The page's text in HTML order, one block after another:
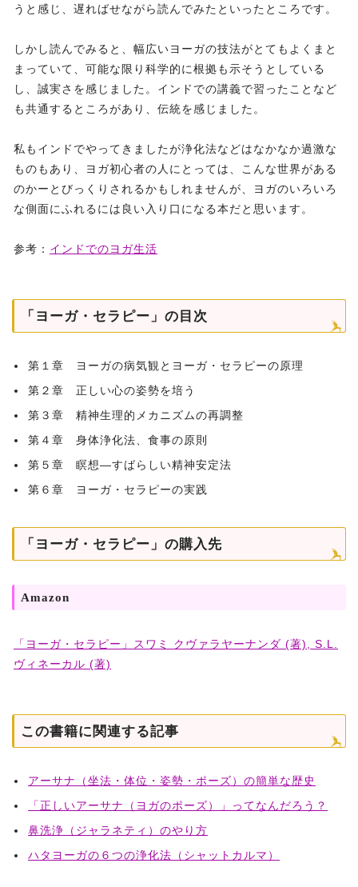
うと感じ、遅ればせながら読んでみたといったところです。
しかし読んでみると、幅広いヨーガの技法がとてもよくまと
まっていて、可能な限り科学的に根拠も示そうとしている
し、誠実さを感じました。インドでの講義で習ったことなど
も共通するところがあり、伝統を感じました。
私もインドでやってきましたが浄化法などはなかなか過激な
ものもあり、ヨガ初心者の人にとっては、こんな世界がある
のかーとびっくりされるかもしれませんが、ヨガのいろいろ
な側面にふれるには良い入り口になる本だと思います。
参考： インドでのヨガ生活
「ヨーガ・セラピー」の目次
第１章 ヨーガの病気観とヨーガ・セラピーの原理
第２章 正しい心の姿勢を培う
第３章 精神生理的メカニズムの再調整
第４章 身体浄化法、食事の原則
第５章 瞑想―すばらしい精神安定法
第６章 ヨーガ・セラピーの実践
「ヨーガ・セラピー」の購入先
Amazon
「ヨーガ・セラピー」スワミ クヴァラヤーナンダ (著), S.L.
ヴィネーカル (著)
この書籍に関連する記事
アーサナ（坐法・体位・姿勢・ポーズ）の簡単な歴史
「正しいアーサナ（ヨガのポーズ）」ってなんだろう？
鼻洗浄（ジャラネティ）のやり方
ハタヨーガの６つの浄化法（シャットカルマ）